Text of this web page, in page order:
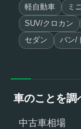
軽自動車 ミ
SUV/クロカン
セダン バン/
車のことを調
中古車相場